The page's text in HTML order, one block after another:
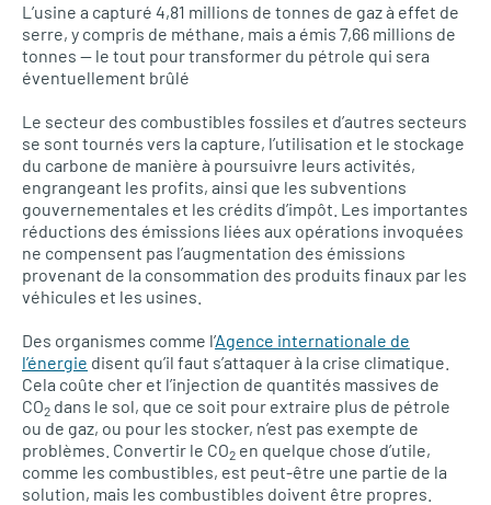
L’usine a capturé 4,81 millions de tonnes de gaz à effet de
serre, y compris de méthane, mais a émis 7,66 millions de
tonnes — le tout pour transformer du pétrole qui sera
éventuellement brûlé
Le secteur des combustibles fossiles et d’autres secteurs
se sont tournés vers la capture, l’utilisation et le stockage
du carbone de manière à poursuivre leurs activités,
engrangeant les profits, ainsi que les subventions
gouvernementales et les crédits d’impôt. Les importantes
réductions des émissions liées aux opérations invoquées
ne compensent pas l’augmentation des émissions
provenant de la consommation des produits finaux par les
véhicules et les usines.
Des organismes comme l’Agence internationale de
l’énergie disent qu’il faut s’attaquer à la crise climatique.
Cela coûte cher et l’injection de quantités massives de
CO2 dans le sol, que ce soit pour extraire plus de pétrole
ou de gaz, ou pour les stocker, n’est pas exempte de
problèmes. Convertir le CO2 en quelque chose d’utile,
comme les combustibles, est peut-être une partie de la
solution, mais les combustibles doivent être propres.